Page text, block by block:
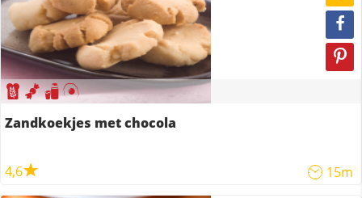
Zandkoekjes met chocola
4,6 15m